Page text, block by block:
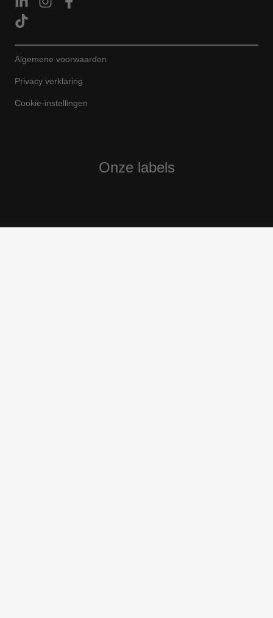
Algemene voorwaarden
Privacy verklaring
Cookie-instellingen
Onze labels